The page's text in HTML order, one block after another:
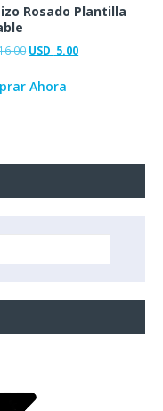
Rosado Plantilla
USD 5.00
Ahora